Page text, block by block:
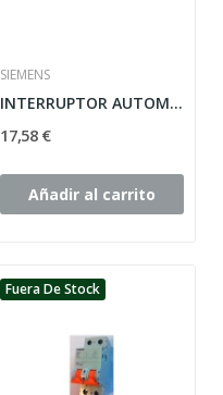
SIEMENS
INTERRUPTOR AUTOMATICO 1POLO + NEUTRO 25A...
17,58 €
Añadir al carrito
Fuera De Stock